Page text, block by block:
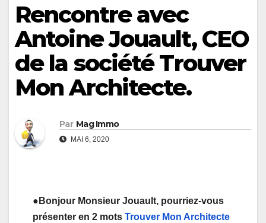
Rencontre avec
Antoine Jouault, CEO
de la société Trouver
Mon Architecte.
Par Mag Immo
MAI 6, 2020
●Bonjour Monsieur Jouault, pourriez-vous
présenter en 2 mots Trouver Mon Architecte